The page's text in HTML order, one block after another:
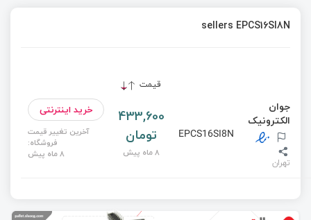
sellers EPCS16SI8N
قیمت
جوان
الکترونیک
تهران
EPCS16SI8N
433,600
تومان
8 ماه پیش
خرید اینترنتی
آخرین تغییر قیمت
فروشگاه:
8 ماه پیش